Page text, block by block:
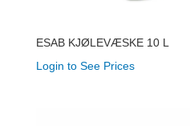
ESAB KJØLEVÆSKE 10 L
Login to See Prices